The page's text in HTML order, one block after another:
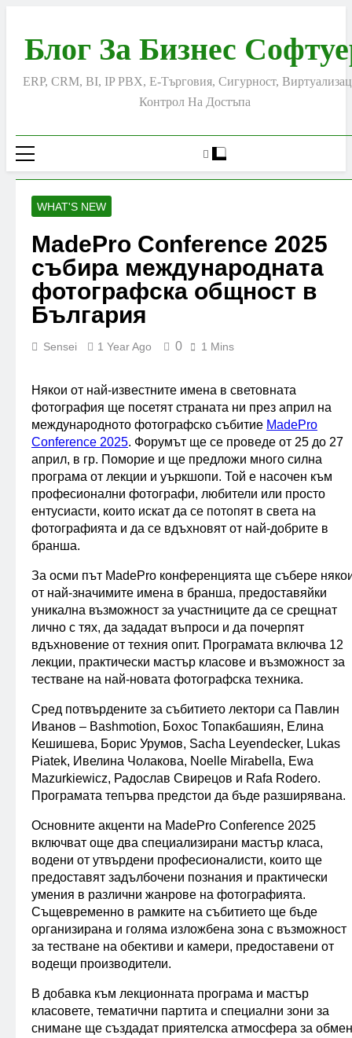
content
Блог За Бизнес
ERP, CRM, BI, IP PBX, Е-Търговия, Сигурност,
Контрол На Достъпа
WHAT'S NEW
MadePro Conference 2025
събира международната
фотографска общност в
България
Sensei 1 Year Ago 0 1 Mins
Някои от най-известните имена в световната
фотография ще посетят страната ни през април на
международното фотографско събитие MadePro
Conference 2025. Форумът ще се проведе от 25 до 27
април, в гр. Поморие и ще предложи много силна
програма от лекции и уъркшопи. Той е насочен към
професионални фотографи, любители или просто
ентусиасти, които искат да се потопят в света на
фотографията и да се вдъхновят от най-добрите в
бранша.
За осми път MadePro конференцията ще събере
от най-значимите имена в бранша, предоставяйки
уникална възможност за участниците да се срещнат
лично с тях, да зададат въпроси и да почерпят
вдъхновение от техния опит. Програмата включва 12
лекции, практически мастър класове и възможност за
тестване на най-новата фотографска техника.
Сред потвърдените за събитието лектори са Павлин
Иванов – Bashmotion, Бохос Топакбашиян, Елина
Кешишева, Борис Урумов, Sacha Leyendecker, Lukas
Piatek, Ивелина Чолакова, Noelle Mirabella, Ewa
Mazurkiewicz, Радослав Свирецов и Rafa Rodero.
Програмата тепърва предстои да бъде разширявана.
Основните акценти на MadePro Conference 2025
включват още два специализирани мастър класа,
водени от утвърдени професионалисти, които ще
предоставят задълбочени познания и практически
умения в различни жанрове на фотографията.
Същевременно в рамките на събитието ще бъде
организирана и голяма изложбена зона с възможност
за тестване на обективи и камери, предоставени от
водещи производители.
В добавка към лекционната програма и мастър
класовете, тематични партита и специални зони за
снимане ще създадат приятелска атмосфера за обмен